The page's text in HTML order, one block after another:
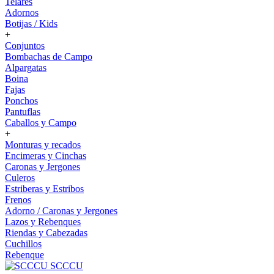
Adornos
Botijas / Kids
+
Conjuntos
Bombachas de Campo
Alpargatas
Boina
Fajas
Ponchos
Pantuflas
Caballos y Campo
+
Monturas y recados
Encimeras y Cinchas
Caronas y Jergones
Culeros
Estriberas y Estribos
Frenos
Adorno / Caronas y Jergones
Lazos y Rebenques
Riendas y Cabezadas
Cuchillos
Rebenque
SCCCU